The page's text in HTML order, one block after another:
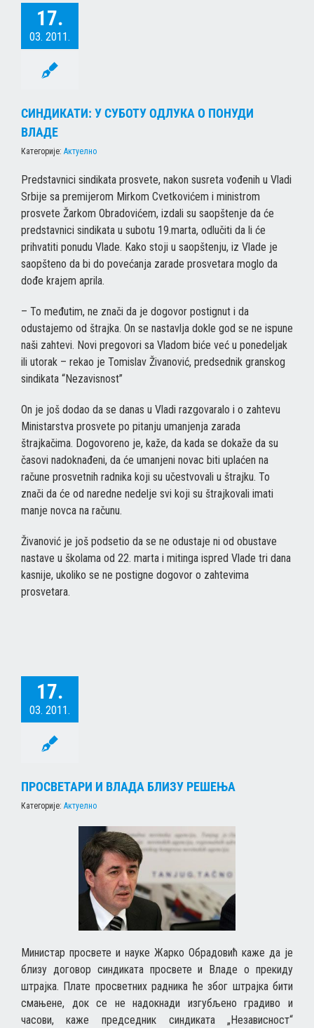
17.
03. 2011.
СИНДИКАТИ: У СУБОТУ ОДЛУКА О ПОНУДИ
ВЛАДЕ
Категорије: Актуелно
Predstavnici sindikata prosvete, nakon susreta vođenih u Vladi
Srbije sa premijerom Mirkom Cvetkovićem i ministrom
prosvete Žarkom Obradovićem, izdali su saopštenje da će
predstavnici sindikata u subotu 19.marta, odlučiti da li će
prihvatiti ponudu Vlade. Kako stoji u saopštenju, iz Vlade je
saopšteno da bi do povećanja zarade prosvetara moglo da
dođe krajem aprila.
– To međutim, ne znači da je dogovor postignut i da
odustajemo od štrajka. On se nastavlja dokle god se ne ispune
naši zahtevi. Novi pregovori sa Vladom biće već u ponedeljak
ili utorak – rekao je Tomislav Živanović, predsednik granskog
sindikata “Nezavisnost”
On je još dodao da se danas u Vladi razgovaralo i o zahtevu
Ministarstva prosvete po pitanju umanjenja zarada
štrajkačima. Dogovoreno je, kaže, da kada se dokaže da su
časovi nadoknađeni, da će umanjeni novac biti uplaćen na
račune prosvetnih radnika koji su učestvovali u štrajku. To
znači da će od naredne nedelje svi koji su štrajkovali imati
manje novca na računu.
Živanović je još podsetio da se ne odustaje ni od obustave
nastave u školama od 22. marta i mitinga ispred Vlade tri dana
kasnije, ukoliko se ne postigne dogovor o zahtevima
prosvetara.
17.
03. 2011.
ПРОСВЕТАРИ И ВЛАДА БЛИЗУ РЕШЕЊА
Категорије: Актуелно
Министар просвете и науке Жарко Обрадовић каже да је
близу договор синдиката просвете и Владе о прекиду
штрајка. Плате просветних радника ће због штрајка бити
смањене, док се не надокнади изгубљено градиво и
часови, каже председник синдиката „Независност“